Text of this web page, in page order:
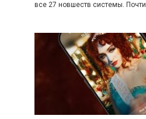
все 27 новшеств системы. Почти